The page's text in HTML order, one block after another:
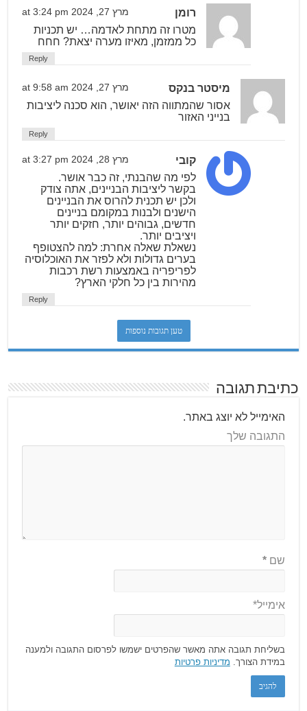
רומן מרץ 27, 2024 at 3:24 pm
מטרו זה מתחת לאדמה… יש תכניות
כל ממזמן, מאיזו מערה יצאת? חחח
Reply
מיסטר בנקס מרץ 27, 2024 at 9:58 am
אסור שהמתווה הזה יאושר, הוא סכנה ליציבות
בנייני האזור
Reply
קובי מרץ 28, 2024 at 3:27 pm
לפי מה שהבנתי, זה כבר אושר.
בקשר ליציבות הבניינים, אתה צודק
ולכן יש תכנית להרוס את הבניינים
הישנים ולבנות במקומם בניינים
חדשים, גבוהים יותר, חזקים יותר
ויציבים יותר.
נשאלת שאלה אחרת: למה להצטופף
בערים גדולות ולא לפזר את האוכלוסיה
לפריפריה באמצעות רשת רכבות
מהירות בין כל חלקי הארץ?
Reply
טען תגובות נוספות
כתיבת תגובה
האימייל לא יוצג באתר.
התגובה שלך
שם*
אימייל*
בשליחת תגובה אתה מאשר שהפרטים ישמשו לפרסום התגובה ולמענה
במידת הצורך. מדיניות פרטיות